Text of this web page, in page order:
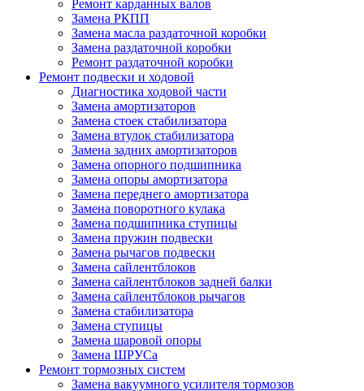
Ремонт карданных валов
Замена РКПП
Замена масла раздаточной коробки
Замена раздаточной коробки
Ремонт раздаточной коробки
Ремонт подвески и ходовой
Диагностика ходовой части
Замена амортизаторов
Замена стоек стабилизатора
Замена втулок стабилизатора
Замена задних амортизаторов
Замена опорного подшипника
Замена опоры амортизатора
Замена переднего амортизатора
Замена поворотного кулака
Замена подшипника ступицы
Замена пружин подвески
Замена рычагов подвески
Замена сайлентблоков
Замена сайлентблоков задней балки
Замена сайлентблоков рычагов
Замена стабилизатора
Замена ступицы
Замена шаровой опоры
Замена ШРУСа
Ремонт тормозных систем
Замена вакуумного усилителя тормозов